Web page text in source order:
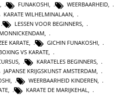
, FUNAKOSHI, WEERBAARHEID,
KARATE WILHELMINALAAN
LESSEN VOOR BEGINNERS
KARATE GICHIN FUNAKOSHI
VS KARATE
KARATELES BEGINNERS
JAPANSE KRIJGSKUNST AMSTERDAM
WEERBAARHEID KINDEREN
, KARATE DE MARIJKEHAL,